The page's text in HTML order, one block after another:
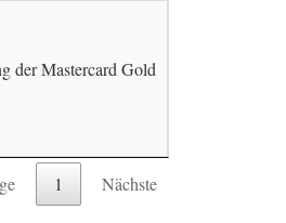
der Mastercard Gold
1 Nächste